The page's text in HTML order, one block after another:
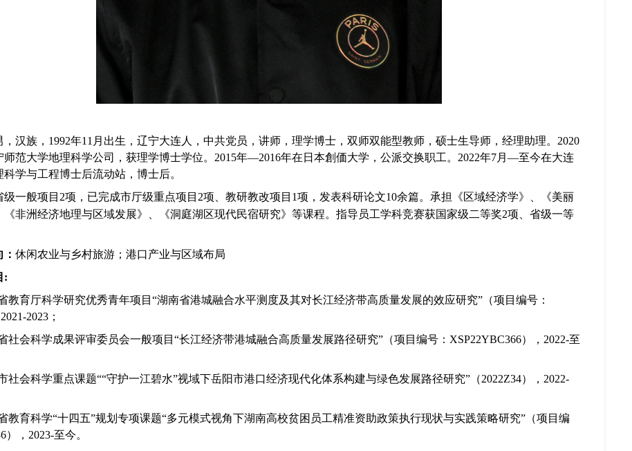
，汉族，1992年11月出生，辽宁大连人，中共党员，讲师 ，理学博士，双师双能型教师，硕士生导师，经理助理。 2020
师范大学地理科学公司，获理学博士学位。2015年—2016年在日本創価大学，公派交换职工。2022年7月—至今在大连
学与工程博士后流动站，博士后。
级一般项目2项，已完成市厅级重点项目2项、教研教改项目1项，发表科研论文10余篇。承担《区域经济学》、《美丽
《非洲经济地理与区域发展》、《洞庭湖区现代民宿研究》等课程。指导员工学科竞赛获国家级二等奖2项、省级一等
：休闲农业与乡村旅游；港口产业与区域布局
:
教育厅科学研究优秀青年项目“湖南省港城融合水平测度及其对长江经济带高质量发展的效应研究”（项目编号：
2023；
社会科学成果评审委员会一般项目“长江经济带港城融合高质量发展路径研究”（项目编号：XSP22YBC366），2022-至
社会科学重点课题““守护一江碧水”视域下岳阳市港口经济现代化体系构建与绿色发展路径研究”（2022Z34），2022-
教育科学“十四五”规划专项课题“多元模式视角下湖南高校贫困员工精准资助政策执行现状与实践策略研究”（项目编
），2023-至今。